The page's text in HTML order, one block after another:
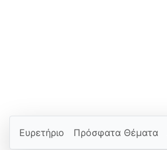
Ευρετήριο Πρόσφατα Θέματα